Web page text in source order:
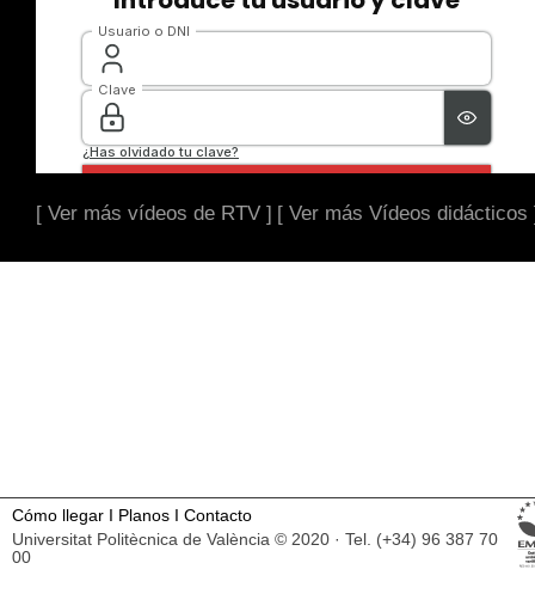
[ Ver más vídeos de RTV ] [ Ver más Vídeos didácticos
Cómo llegar I Planos I Contacto
Universitat Politècnica de València © 2020 · Tel. (+34) 96 387 70
00